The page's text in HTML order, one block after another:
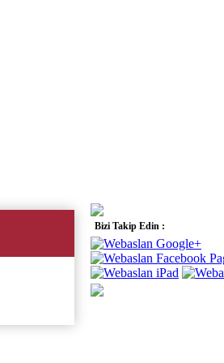
Bizi Takip Edin :